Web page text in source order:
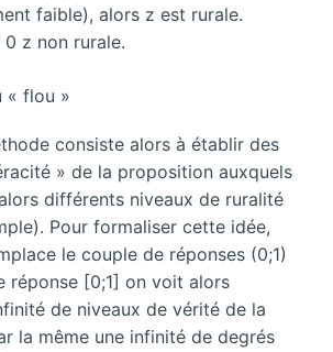
faible), alors z est rurale.
z non rurale.
« flou »
consiste alors à établir des
» de la proposition auxquels
différents niveaux de ruralité
Pour formaliser cette idée,
le couple de réponses (0;1)
réponse [0;1] on voit alors
de niveaux de vérité de la
la même une infinité de degrés